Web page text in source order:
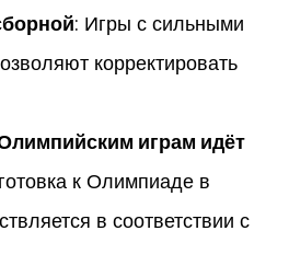
: Игры с сильными
корректировать
играм идёт
к Олимпиаде в
в соответствии с